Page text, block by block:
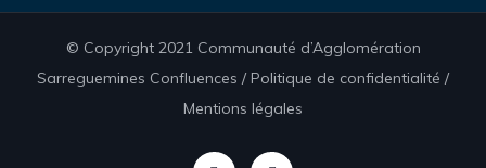
© Copyright 2021 Communauté d’Agglomération
Sarreguemines Confluences /Politique de confidentialité /
Mentions légales